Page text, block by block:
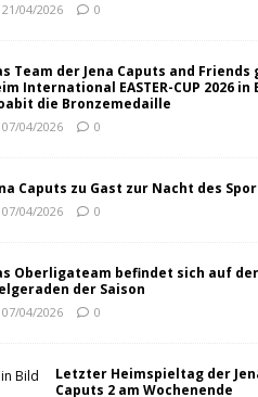
21/04/2026 0
Team der Jena Caputs and Friends
International EASTER-CUP 2026 in
die Bronzemedaille
07/04/2026 0
Caputs zu Gast zur Nacht des
07/04/2026 0
Oberligateam befindet sich auf der
der Saison
07/04/2026 0
Letzter Heimspieltag der
Caputs 2 am Wochenende